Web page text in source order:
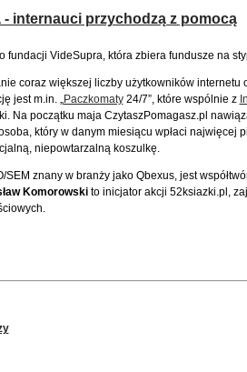
- internauci przychodzą z pomocą
fundacji VideSupra, która zbiera fundusze na
coraz większej liczby użytkowników internetu
jest m.in. „Paczkomaty24/7”, które wspólnie z
Na początku maja CzytaszPomagasz.pl
który w danym miesiącu wpłaci najwięcej
niepowtarzalną koszulkę.
znany w branży jako Qbexus, jest
Komorowskito inicjator akcji 52ksiazki.pl,